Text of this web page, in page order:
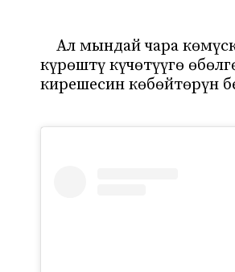
Ал мындай чара
күрөштү күчөтүүгө
кирешесин көбөйтөрүн